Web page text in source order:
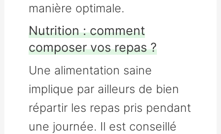
manière optimale.
Nutrition : comment
composer vos repas ?
Une alimentation saine
implique par ailleurs de bien
répartir les repas pris pendant
une journée. Il est conseillé